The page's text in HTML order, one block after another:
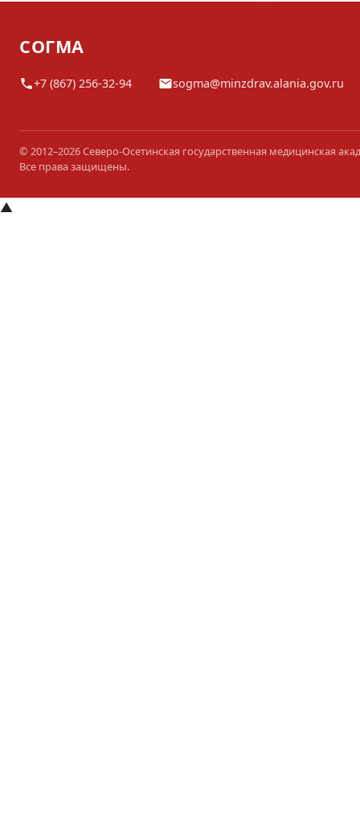
СОГМА
+7 (867) 256-32-94 sogma@minzdrav.alania.gov.ru
© 2012–2026 Северо-Осетинская государственная медицинская
Все права защищены.
▲